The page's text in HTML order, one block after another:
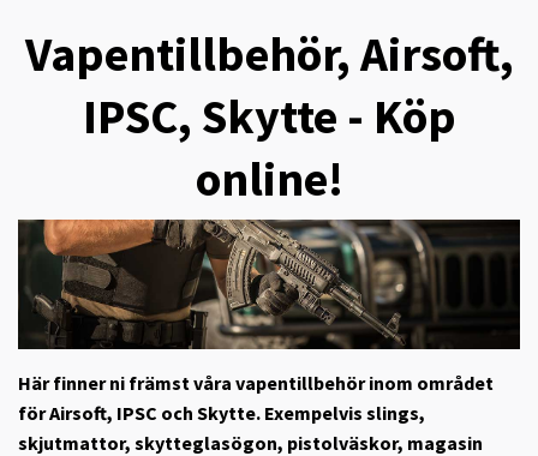
Vapentillbehör, Airsoft,
IPSC, Skytte - Köp
online!
Här finner ni främst våra vapentillbehör inom området
för Airsoft, IPSC och Skytte. Exempelvis slings,
skjutmattor, skytteglasögon, pistolväskor, magasin